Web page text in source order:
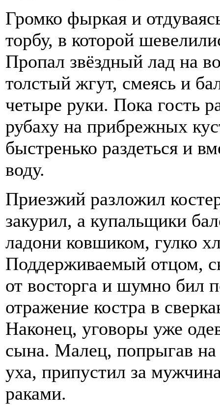
Громко фыркая и
торбу, в которой
Пропал звёздный лад на
толстый жгут, смеясь и
четыре руки. Пока гость
рубаху на прибрежных
быстренько раздеться и
воду.
Приезжий разложил
закурил, а купальщики
ладони ковшиком, гулко
Поддерживаемый отцом,
от восторга и шумно бил
отражение костра в
Наконец, уговоры уже
сына. Малец, попрыгав на
уха, припустил за
раками.